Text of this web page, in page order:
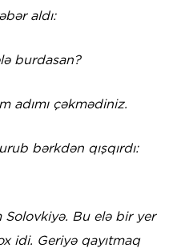
aldı:
burdasan?
adımı çəkmədiniz.
bərkdən qışqırdı:
Bu elə bir yer
idi. Geriyə qayıtmaq